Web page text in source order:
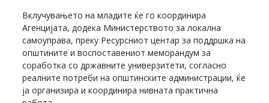
Вклучувањето на младите ќе го координира
Агенцијата, додека Министерството за локална
самоуправа, преку Ресурсниот центар за поддршка на
општините и воспоставениот меморандум за
соработка со државните универзитети, согласно
реалните потреби на општинските администрации, ќе
ја организира и координира нивната практична